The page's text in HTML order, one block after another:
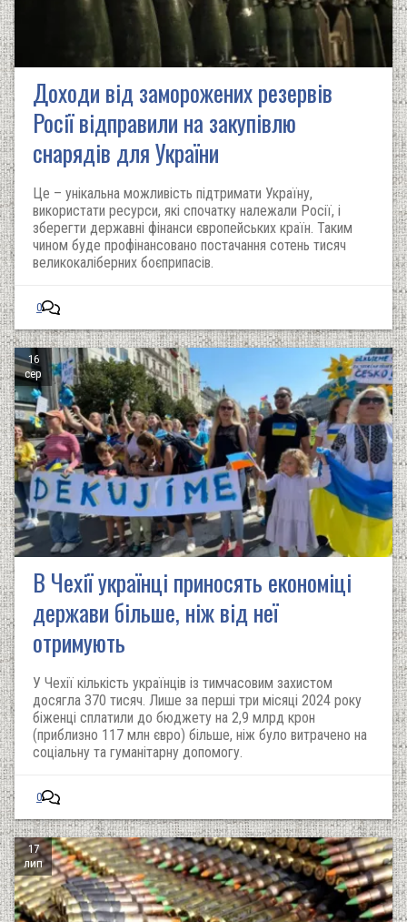
Доходи від заморожених резервів
Росії відправили на закупівлю
снарядів для України
Це – унікальна можливість підтримати Україну,
використати ресурси, які спочатку належали Росії, і
зберегти державні фінанси європейських країн. Таким
чином буде профінансовано постачання сотень тисяч
великокаліберних боєприпасів.
0
16
сер
В Чехії українці приносять економіці
держави більше, ніж від неї
отримують
У Чехії кількість українців із тимчасовим захистом
досягла 370 тисяч. Лише за перші три місяці 2024 року
біженці сплатили до бюджету на 2,9 млрд крон
(приблизно 117 млн євро) більше, ніж було витрачено на
соціальну та гуманітарну допомогу.
0
17
лип